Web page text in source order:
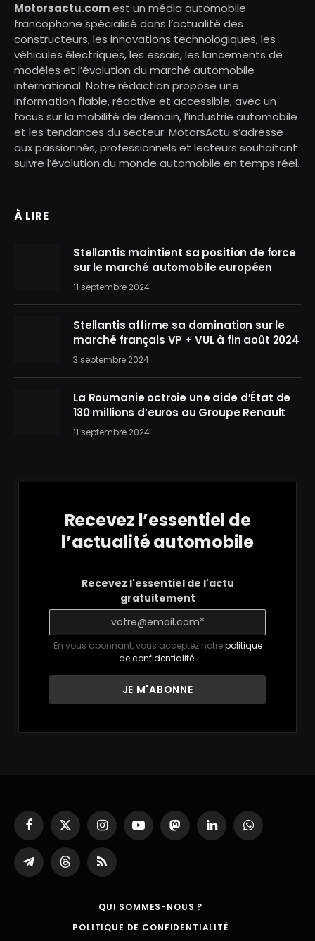
Motorsactu.comest un média automobile
francophone spécialisé dans l’actualité des
constructeurs, les innovations technologiques, les
véhicules électriques, les essais, les lancements de
modèles et l’évolution du marché automobile
international. Notre rédaction propose une
information fiable, réactive et accessible, avec un
focus sur la mobilité de demain, l’industrie automobile
et les tendances du secteur. MotorsActu s’adresse
aux passionnés, professionnels et lecteurs souhaitant
suivre l’évolution du monde automobile en temps réel.
À LIRE
Stellantis maintient sa position de force
sur le marché automobile européen
11 septembre 2024
Stellantis affirme sa domination sur le
marché français VP + VUL à fin août 2024
3 septembre 2024
La Roumanie octroie une aide d’État de
130 millions d’euros au Groupe Renault
11 septembre 2024
Recevez l’essentiel de
l’actualité automobile
Recevez l'essentiel de l'actu
gratuitement
En vous abonnant, vous acceptez notrepolitique
de confidentialité.
Facebook
X
(Twitter)
InstagramYouTubeMastodonLinkedInWhatsApp
Partager
sur
ThreadsRSS
QUI SOMMES-NOUS ?
POLITIQUE DE CONFIDENTIALITÉ